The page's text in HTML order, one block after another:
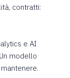
contratti:
e AI
modello